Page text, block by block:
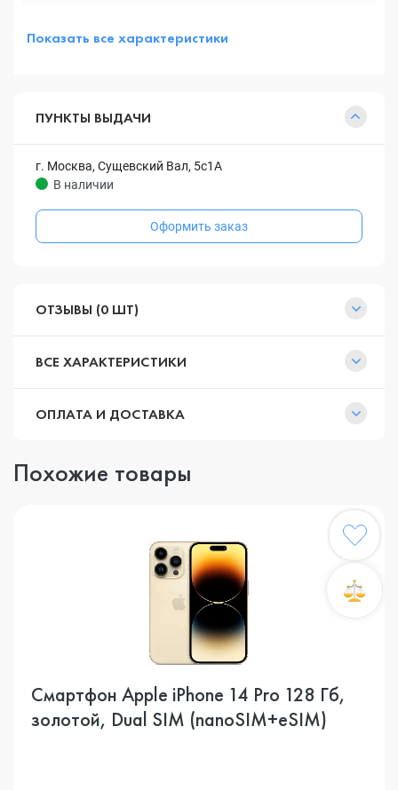
Показать все характеристики
ПУНКТЫ ВЫДАЧИ
г. Москва, Сущевский Вал, 5с1А
В наличии
Оформить заказ
ОТЗЫВЫ (0 ШТ)
ВСЕ ХАРАКТЕРИСТИКИ
ОПЛАТА И ДОСТАВКА
Похожие товары
Смартфон Apple iPhone 14 Pro 128 Гб,
золотой, Dual SIM (nanoSIM+eSIM)